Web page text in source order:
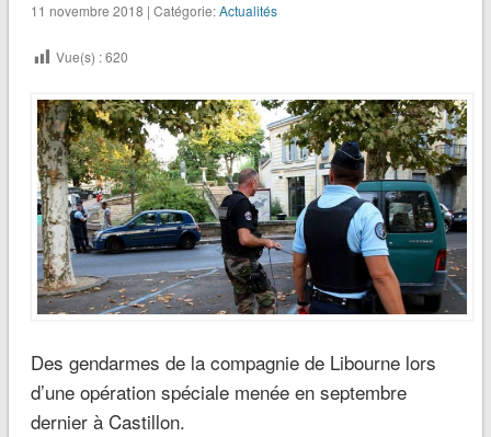
11 novembre 2018 | Catégorie:Actualités
Vue(s) :620
Des gendarmes de la compagnie de Libourne lors
d’une opération spéciale menée en septembre
dernier à Castillon.